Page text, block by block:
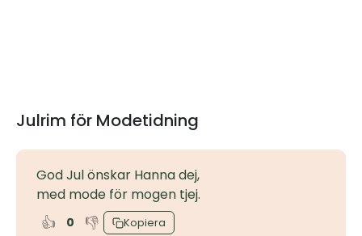
Julrim för Modetidning
God Jul önskar Hanna dej,
med mode för mogen tjej.
👍 0 👎 Kopiera